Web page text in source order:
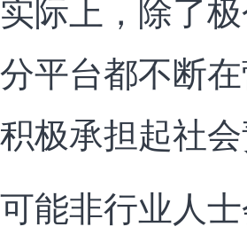
实际上，除了
分平台都不断
积极承担起社会
可能非行业人